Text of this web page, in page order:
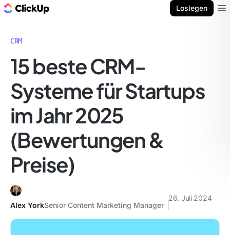
Loslegen
CRM
15 beste CRM-
Systeme für Startups
im Jahr 2025
(Bewertungen &
Preise)
Alex YorkSenior Content Marketing Manager
26. Juli 2024